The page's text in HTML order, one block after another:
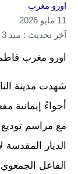
اورو مغرب
11 مايو 2026
آخر تحديث : منذ 3 أشهر
اورو مغرب
أجواءً إيمانية
مع مراسم توديع
الديار
الفاعل